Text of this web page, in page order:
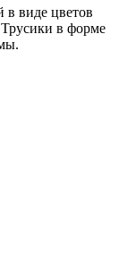
в виде цветов
в форме